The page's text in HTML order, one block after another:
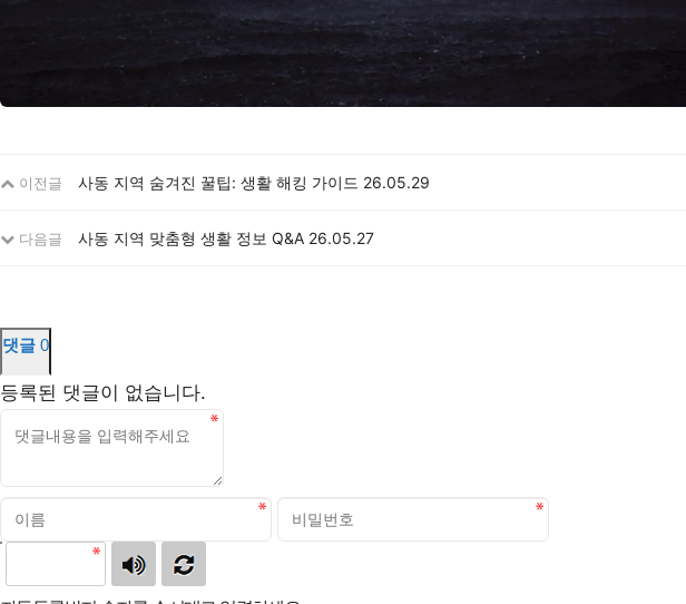
이전글 사동 지역 숨겨진 꿀팁: 생활 해킹 가이드 26.05.29
다음글 사동 지역 맞춤형 생활 정보 Q&A 26.05.27
댓글 0
등록된 댓글이 없습니다.